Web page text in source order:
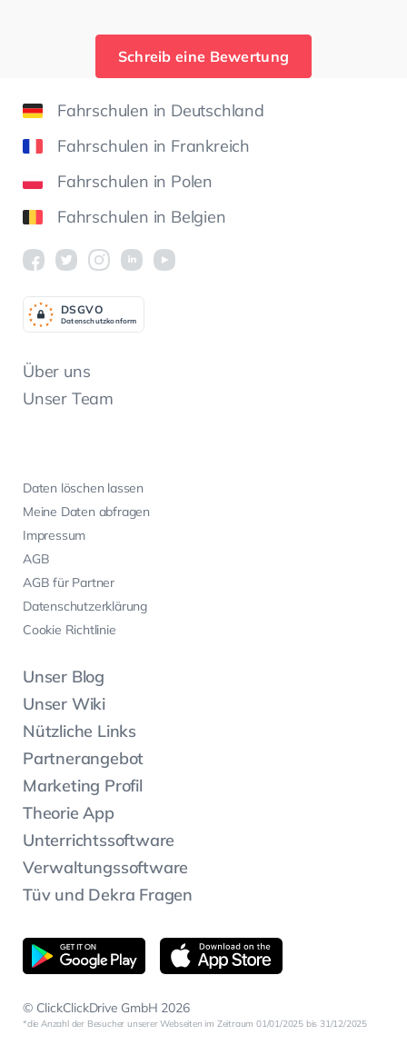
Schreib eine Bewertung
Fahrschulen in Deutschland
Fahrschulen in Frankreich
Fahrschulen in Polen
Fahrschulen in Belgien
© ClickClickDrive GmbH 2026
die Anzahl der Besucher unserer Webseiten im Zeitraum 01/01/2025 bis 31/12/2025
Über uns
Unser Team
Daten löschen lassen
Meine Daten abfragen
Impressum
AGB
AGB für Partner
Datenschutzerklärung
Cookie Richtlinie
Unser Blog
Unser Wiki
Nützliche Links
Partnerangebot
Marketing Profil
Theorie App
Unterrichtssoftware
Verwaltungssoftware
Tüv und Dekra Fragen
Datenschutzkonform
DSGVO